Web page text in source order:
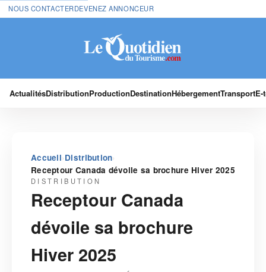
NOUS CONTACTERDEVENEZ ANNONCEUR
ActualitésDistributionProductionDestinationHébergementTransport
Accueil›Distribution›
Receptour Canada dévoile sa brochure Hiver 2025
DISTRIBUTION
Receptour Canada
dévoile sa brochure
Hiver 2025